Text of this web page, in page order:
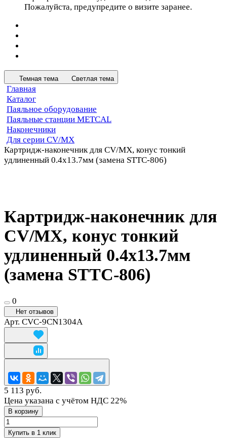
Пожалуйста, предупредите о визите заранее.
Темная тема Светлая тема
Главная
Каталог
Паяльное оборудование
Паяльные станции METCAL
Наконечники
Для серии CV/MX
Картридж-наконечник для СV/MX, конус тонкий
удлиненный 0.4х13.7мм (замена STTC-806)
Картридж-наконечник для
СV/MX, конус тонкий
удлиненный 0.4х13.7мм
(замена STTC-806)
0
Нет отзывов
Арт. CVC-9CN1304A
5 113 руб.
Цена указана с учётом НДС 22%
В корзину
Купить в 1 клик